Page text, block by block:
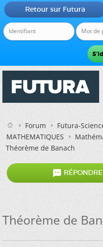
Retour sur Futura
Forum
Futura-
MATHEMATIQUES
Théorème de Banach

Théorème de